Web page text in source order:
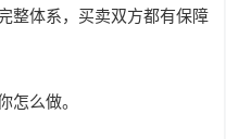
整体系，买卖双方都有保障
怎么做。